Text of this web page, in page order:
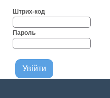
Штрих-код
Пароль